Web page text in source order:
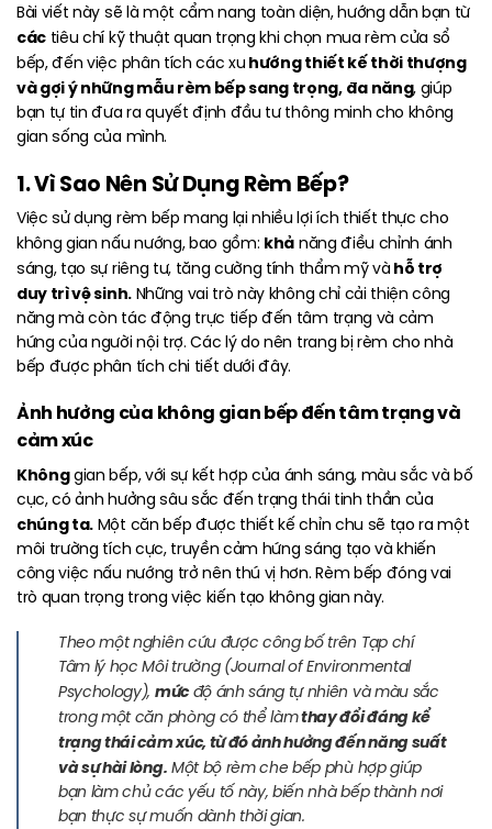
Bài viết này sẽ là một cẩm nang toàn diện, hướng dẫn bạn từ
các tiêu chí kỹ thuật quan trọng khi chọn mua rèm cửa sổ
bếp, đến việc phân tích các xuhướng thiết kế thời thượng
và gợi ý những mẫu rèm bếp sang trọng, đa năng, giúp
bạn tự tin đưa ra quyết định đầu tư thông minh cho không
gian sống của mình.
1. Vì Sao Nên Sử Dụng Rèm Bếp?
Việc sử dụng rèm bếp mang lại nhiều lợi ích thiết thực cho
không gian nấu nướng, bao gồm: khảnăng điều chỉnh ánh
sáng, tạo sự riêng tư, tăng cường tính thẩm mỹ vàhỗ trợ
duy trì vệ sinh.Những vai trò này không chỉ cải thiện công
năng mà còn tác động trực tiếp đến tâm trạng và cảm
hứng của người nội trợ. Các lý do nên trang bị rèm cho nhà
bếp được phân tích chi tiết dưới đây.
Ảnh hưởng của không gian bếp đến tâm trạng và
cảm xúc
Khônggian bếp, với sự kết hợp của ánh sáng, màu sắc và bố
cục, có ảnh hưởng sâu sắc đến trạng thái tinh thần của
chúng ta.Một căn bếp được thiết kế chỉn chu sẽ tạo ra một
môi trường tích cực, truyền cảm hứng sáng tạo và khiến
công việc nấu nướng trở nên thú vị hơn. Rèm bếp đóng vai
trò quan trọng trong việc kiến tạo không gian này.
Theo một nghiên cứu được công bố trên Tạp chí
Tâm lý học Môi trường (Journal of Environmental
Psychology), mứcđộ ánh sáng tự nhiên và màu sắc
trong một căn phòng có thể làmthay đổi đáng kể
trạng thái cảm xúc, từ đó ảnh hưởng đến năng suất
và sự hài lòng.Một bộ rèm che bếp phù hợp giúp
bạn làm chủ các yếu tố này, biến nhà bếp thành nơi
bạn thực sự muốn dành thời gian.